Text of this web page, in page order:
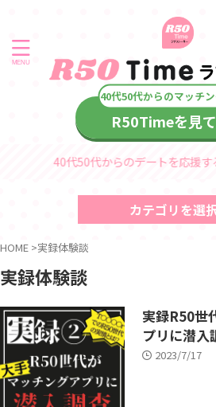
R50Timeを見
40代50代からのデートを応援する♡
カテゴリを選
熟年シリーズ
60代からのラブストーリー
40代・50代からのラブスト
中高年の恋愛・結婚お役立ち
お悩み相談
実録体験談
HOME >実録体験談
実録体験談
実録R50世
プリに潜
2023/7/17